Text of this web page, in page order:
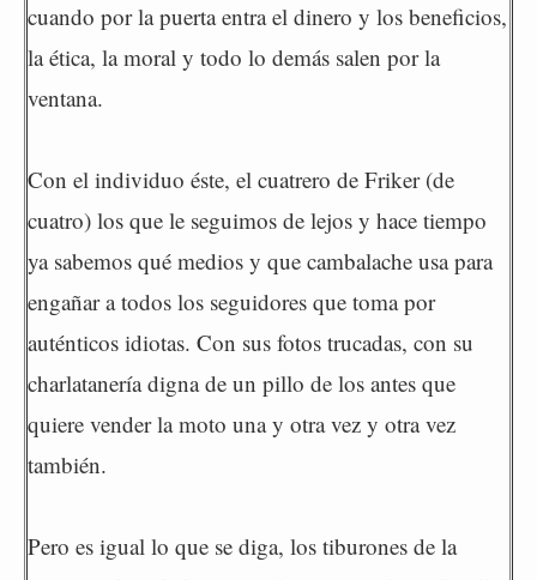
cuando por la puerta entra el dinero y los beneficios,
la ética, la moral y todo lo demás salen por la
ventana.
Con el individuo éste, el cuatrero de Friker (de
cuatro) los que le seguimos de lejos y hace tiempo
ya sabemos qué medios y que cambalache usa para
engañar a todos los seguidores que toma por
auténticos idiotas. Con sus fotos trucadas, con su
charlatanería digna de un pillo de los antes que
quiere vender la moto una y otra vez y otra vez
también.
Pero es igual lo que se diga, los tiburones de la